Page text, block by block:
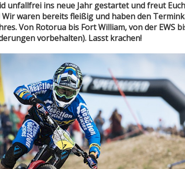
unfallfrei ins neue Jahr gestartet und freut
Wir waren bereits fleißig und haben den
Von Rotorua bis Fort William, von der EWS
vorbehalten). Lasst krachen!